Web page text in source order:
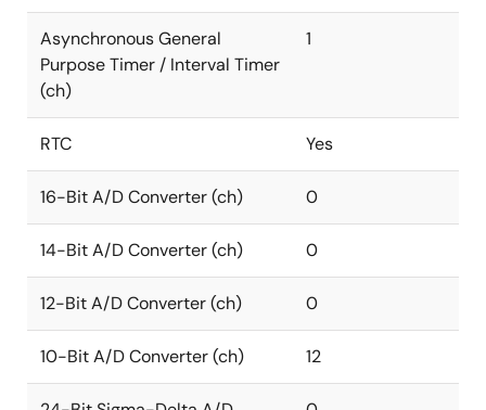
Asynchronous General
Purpose Timer / Interval Timer
(ch)
1
RTC Yes
16-Bit A/D Converter (ch) 0
14-Bit A/D Converter (ch) 0
12-Bit A/D Converter (ch) 0
10-Bit A/D Converter (ch) 12